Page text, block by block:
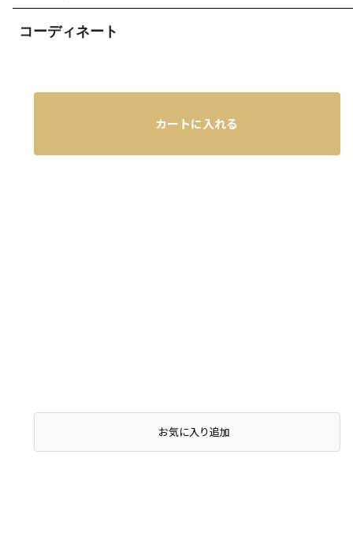
コーディネート
カートに入れる
お気に入り追加